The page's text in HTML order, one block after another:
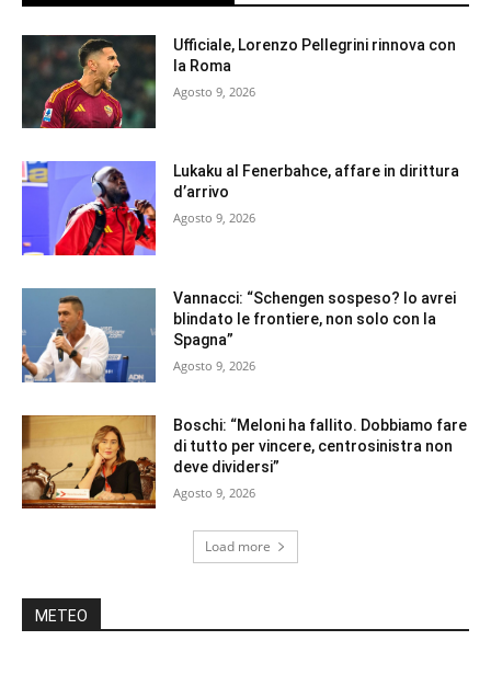
Ufficiale, Lorenzo Pellegrini rinnova con
la Roma
Agosto 9, 2026
Lukaku al Fenerbahce, affare in dirittura
d’arrivo
Agosto 9, 2026
Vannacci: “Schengen sospeso? Io avrei
blindato le frontiere, non solo con la
Spagna”
Agosto 9, 2026
Boschi: “Meloni ha fallito. Dobbiamo fare
di tutto per vincere, centrosinistra non
deve dividersi”
Agosto 9, 2026
Load more
METEO